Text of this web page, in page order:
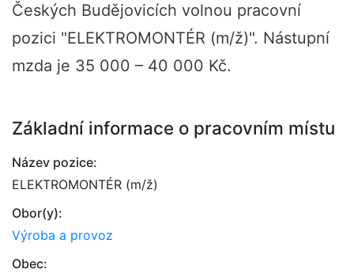
Českých Budějovicích volnou pracovní
pozici "ELEKTROMONTÉR (m/ž)". Nástupní
mzda je 35 000 – 40 000 Kč.
Základní informace o pracovním místu
Název pozice:
ELEKTROMONTÉR (m/ž)
Obor(y):
Výroba a provoz
Obec: